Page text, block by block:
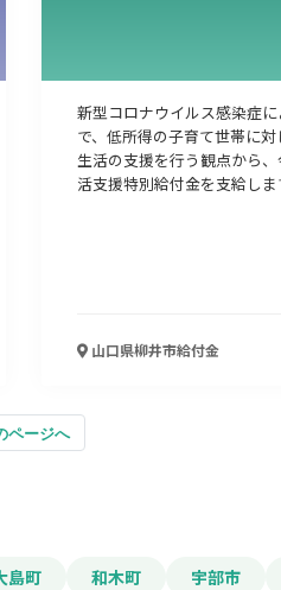
新型コロナウイルス感染症
で、低所得の子育て世帯に
生活の支援を行う観点から
活支援特別給付金を支給しま
山口県柳井市給付金
ページへ
島町 和木町 宇部市